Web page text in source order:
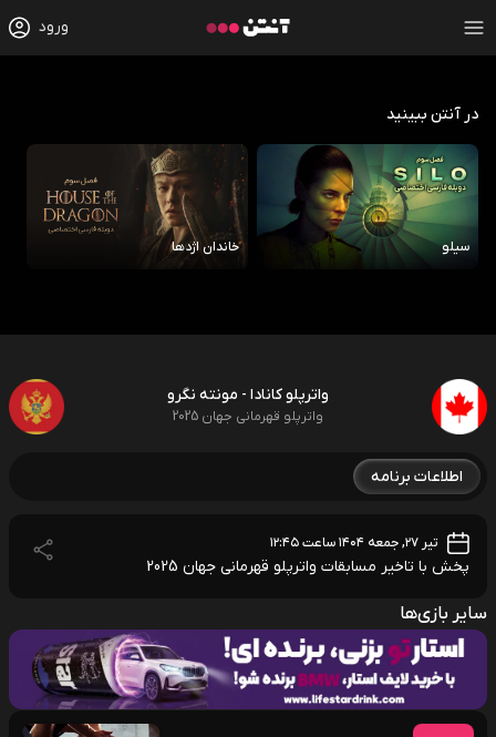
ورود
در آنتن ببینید
سیلو خاندان اژدها
واترپلو کانادا - مونته نگرو
واترپلو قهرمانی جهان 2025
اطلاعات برنامه
تیر ۲۷, جمعه ۱۴۰۴ ساعت ۱۲:۴۵
پخش با تاخیر مسابقات واترپلو قهرمانی جهان 2025
سایر بازی‌ها